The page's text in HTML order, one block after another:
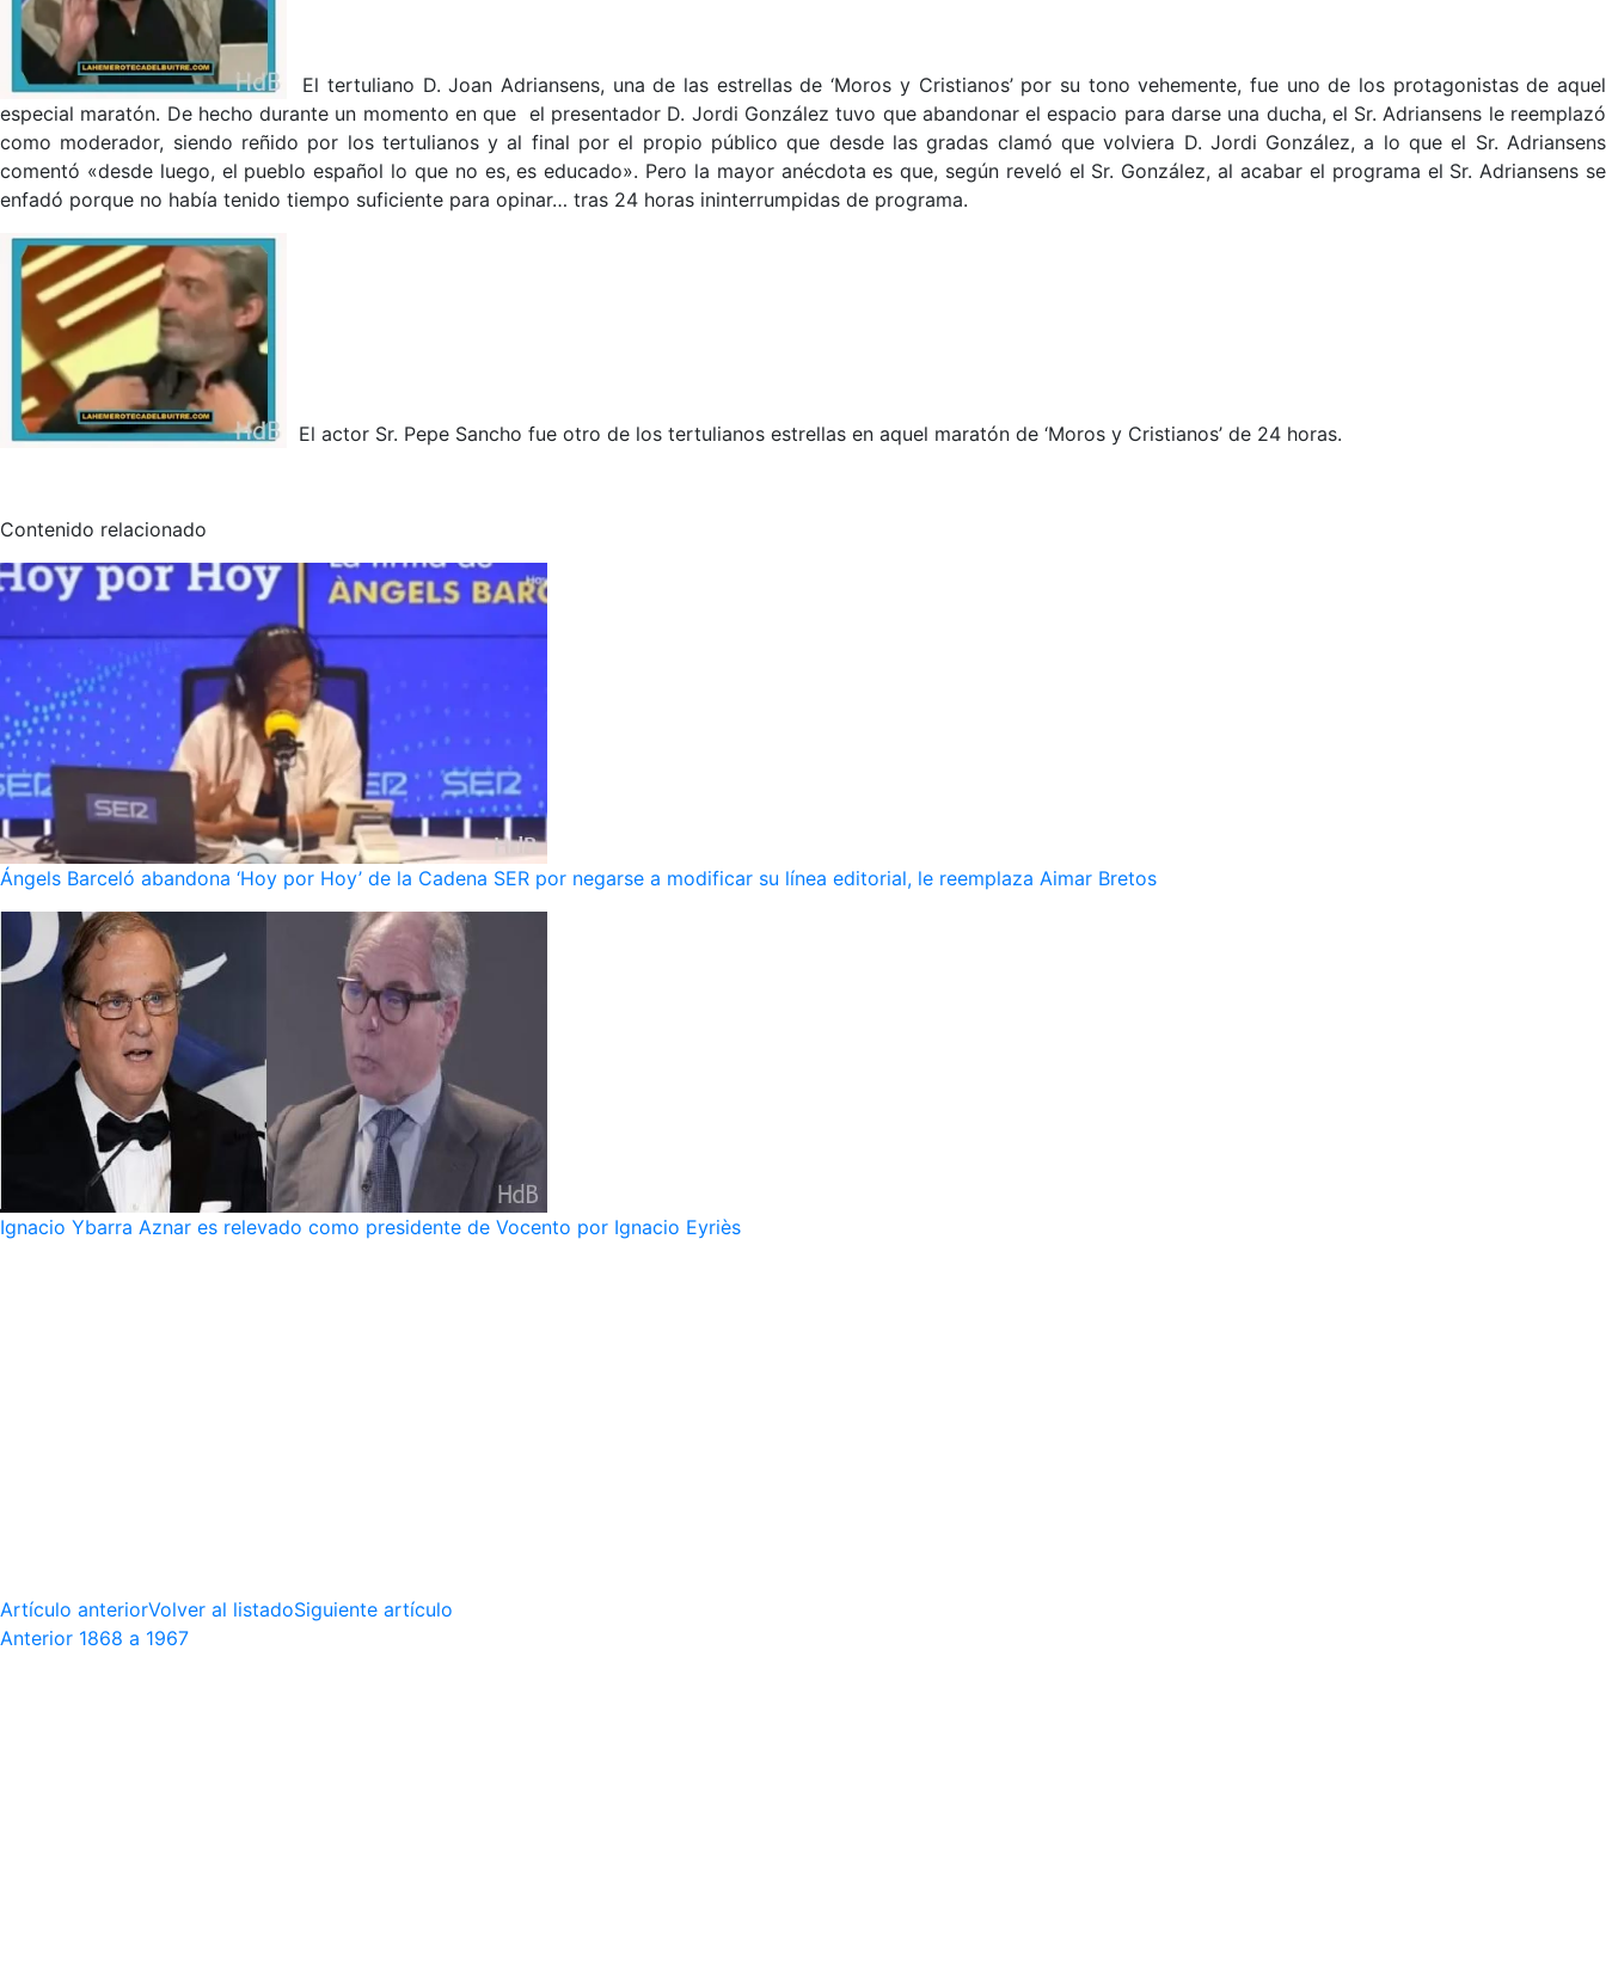
El tertuliano D. Joan Adriansens, una de las estrellas de ‘Moros y Cristianos’ por su tono vehemente, fue uno de los protagonistas de aquel
especial maratón. De hecho durante un momento en que el presentador D. Jordi González tuvo que abandonar el espacio para darse una ducha, el Sr. Adriansens le reemplazó
como moderador, siendo reñido por los tertulianos y al final por el propio público que desde las gradas clamó que volviera D. Jordi González, a lo que el Sr. Adriansens
comentó «desde luego, el pueblo español lo que no es, es educado». Pero la mayor anécdota es que, según reveló el Sr. González, al acabar el programa el Sr. Adriansens se
enfadó porque no había tenido tiempo suficiente para opinar… tras 24 horas ininterrumpidas de programa.
El actor Sr. Pepe Sancho fue otro de los tertulianos estrellas en aquel maratón de ‘Moros y Cristianos’ de 24 horas.
Contenido relacionado
Ángels Barceló abandona ‘Hoy por Hoy’ de la Cadena SER por negarse a modificar su línea editorial, le reemplaza Aimar Bretos
Ignacio Ybarra Aznar es relevado como presidente de Vocento por Ignacio Eyriès
Artículo anteriorVolver al listadoSiguiente artículo
Anterior 1868 a 1967